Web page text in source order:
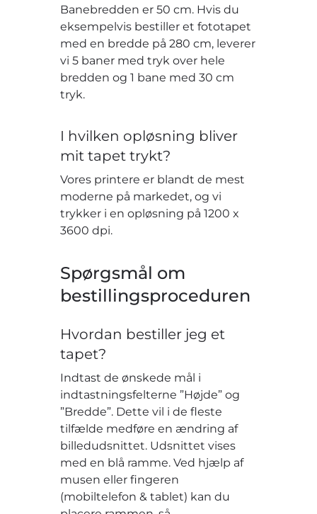
Banebredden er 50 cm. Hvis du
eksempelvis bestiller et fototapet
med en bredde på 280 cm, leverer
vi 5 baner med tryk over hele
bredden og 1 bane med 30 cm
tryk.
I hvilken opløsning bliver
mit tapet trykt?
Vores printere er blandt de mest
moderne på markedet, og vi
trykker i en opløsning på 1200 x
3600 dpi.
Spørgsmål om
bestillingsproceduren
Hvordan bestiller jeg et
tapet?
Indtast de ønskede mål i
indtastningsfelterne ”Højde” og
”Bredde”. Dette vil i de fleste
tilfælde medføre en ændring af
billedudsnittet. Udsnittet vises
med en blå ramme. Ved hjælp af
musen eller fingeren
(mobiltelefon & tablet) kan du